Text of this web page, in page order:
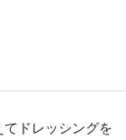
ドレッシングを